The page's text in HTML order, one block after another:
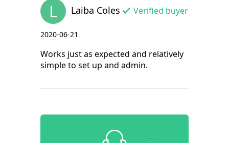
L Laiba Coles Verified buyer
2020-06-21
Works just as expected and relatively
simple to set up and admin.